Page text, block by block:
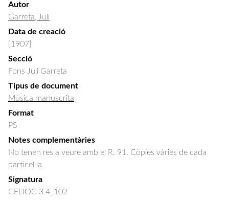
Autor
Garreta, Juli
Data de creació
[1907]
Secció
Fons Juli Garreta
Tipus de document
Música manuscrita
Format
PS
Notes complementàries
No tenen res a veure amb el R. 91. Còpies vàries de cada
particel·la.
Signatura
CEDOC 3.4_102